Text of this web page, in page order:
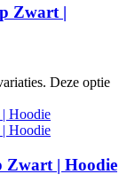
Zwart |
Deze optie
Zwart | Hoodie